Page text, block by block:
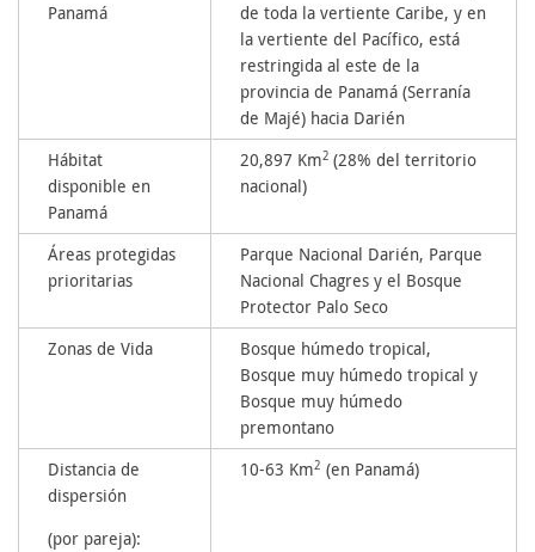
Panamá
de toda la vertiente Caribe, y en
la vertiente del Pacífico, está
restringida al este de la
provincia de Panamá (Serranía
de Majé) hacia Darién
Hábitat
disponible en
Panamá
20,897 Km2 (28% del territorio
nacional)
Áreas protegidas
prioritarias
Parque Nacional Darién, Parque
Nacional Chagres y el Bosque
Protector Palo Seco
Zonas de Vida
Bosque húmedo tropical,
Bosque muy húmedo tropical y
Bosque muy húmedo
premontano
Distancia de
dispersión
(por pareja):
10-63 Km2 (en Panamá)